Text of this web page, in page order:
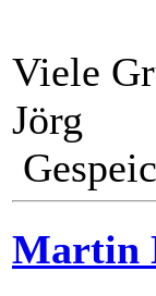
Viele
Jörg
Martin